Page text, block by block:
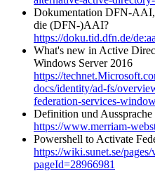
Dokumentation DFN-
die (DFN-)AAI?
https://doku.tid.dfn.de/
What's new in Active
Windows Server 2016
https://
docs/identity/ad-fs/
federation-services-
Definition und Aussprache
https://www.merriam-
Powershell to Activate
https://wiki.sunet.se/
pageId=28966981